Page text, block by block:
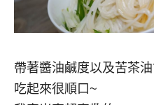
帶著醬油鹹度以及苦茶
吃起來很順口~